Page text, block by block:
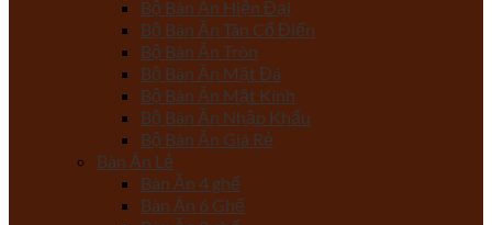
Bộ Bàn Ăn Hiện Đại
Bộ Bàn Ăn Tân Cổ Điển
Bộ Bàn Ăn Tròn
Bộ Bàn Ăn Mặt Đá
Bộ Bàn Ăn Mặt Kính
Bộ Bàn Ăn Nhập Khẩu
Bộ Bàn Ăn Giá Rẻ
Bàn Ăn Lẻ
Bàn Ăn 4 ghế
Bàn Ăn 6 Ghế